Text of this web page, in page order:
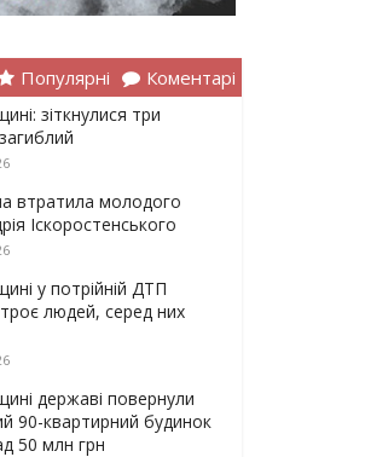
Популярні Коментарі
зіткнулися три
втратила молодого
Іскоростенського
у потрійній ДТП
людей, серед них
державі повернули
90-квартирний будинок
50 млн грн